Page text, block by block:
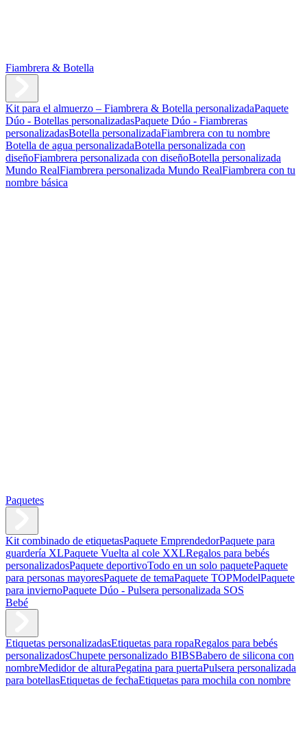
Fiambrera & Botella
Kit para el almuerzo – Fiambrera & Botella personalizadaPaquete
Dúo - Botellas personalizadasPaquete Dúo - Fiambreras
personalizadasBotella personalizadaFiambrera con tu nombre
Botella de agua personalizadaBotella personalizada con
diseñoFiambrera personalizada con diseñoBotella personalizada
Mundo RealFiambrera personalizada Mundo RealFiambrera con tu
nombre básica
Paquetes
Kit combinado de etiquetasPaquete EmprendedorPaquete para
guardería XLPaquete Vuelta al cole XXLRegalos para bebés
personalizadosPaquete deportivoTodo en un solo paquetePaquete
para personas mayoresPaquete de temaPaquete TOPModelPaquete
para inviernoPaquete Dúo - Pulsera personalizada SOS
Bebé
Etiquetas personalizadasEtiquetas para ropaRegalos para bebés
personalizadosChupete personalizado BIBSBabero de silicona con
nombreMedidor de alturaPegatina para puertaPulsera personalizada
para botellasEtiquetas de fechaEtiquetas para mochila con nombre